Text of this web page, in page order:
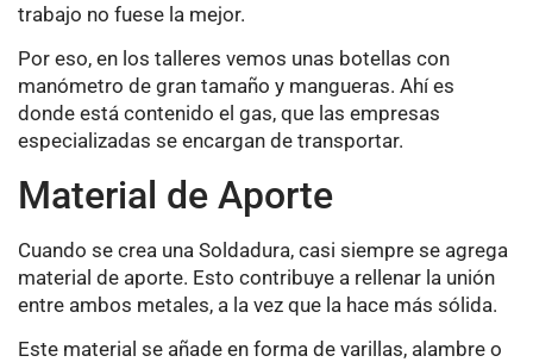
trabajo no fuese la mejor.
Por eso, en los talleres vemos unas botellas con
manómetro de gran tamaño y mangueras. Ahí es
donde está contenido el gas, que las empresas
especializadas se encargan de transportar.
Material de Aporte
Cuando se crea una Soldadura, casi siempre se agrega
material de aporte. Esto contribuye a rellenar la unión
entre ambos metales, a la vez que la hace más sólida.
Este material se añade en forma de varillas, alambre o